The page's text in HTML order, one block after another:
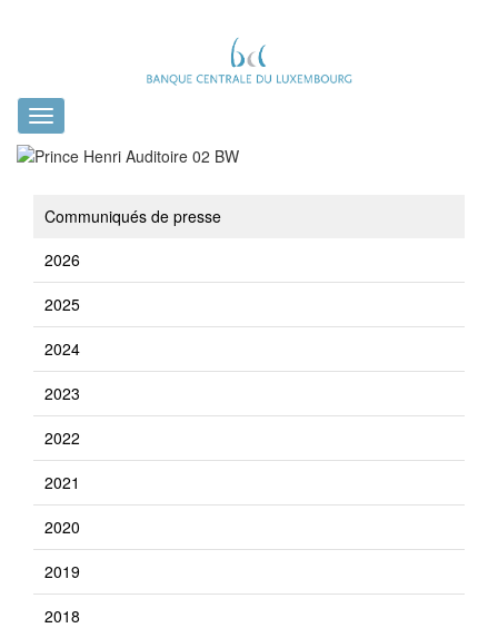
Toggle
navigation
Communiqués de presse
2026
2025
2024
2023
2022
2021
2020
2019
2018